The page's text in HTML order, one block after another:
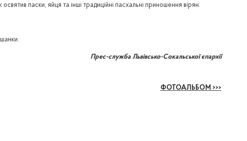
паски, яйця та інші традиційні пасхальні приношення вірян.
Прес-служба Львівсько-Сокальської єпархії
ФОТОАЛЬБОМ >>>